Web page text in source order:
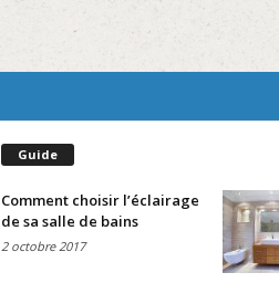
Guide
Comment choisir l’éclairage
de sa salle de bains
2 octobre 2017